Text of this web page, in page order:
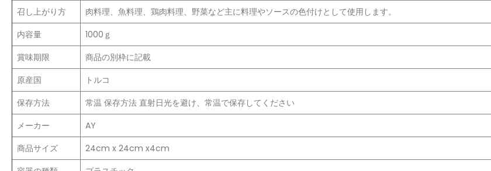
召し上がり方
肉料理、魚料理、鶏肉料理、野菜など主に料理やソースの色付けとして使用します。
内容量
1000ｇ
賞味期限
商品の別枠に記載
原産国
トルコ
保存方法
常温 保存方法 直射日光を避け、常温で保存してください
メーカー
AY
商品サイズ
24cm x 24cm x4cm